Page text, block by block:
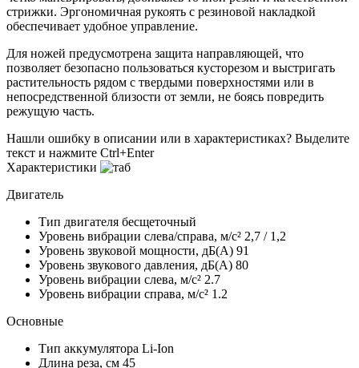
стрижки. Эргономичная рукоять с резиновой накладкой
обеспечивает удобное управление.
Для ножей предусмотрена защита направляющей, что
позволяет безопасно пользоваться кусторезом и выстригать
растительность рядом с твердыми поверхностями или в
непосредственной близости от земли, не боясь повредить
режущую часть.
Нашли ошибку в описании или в характеристиках? Выделите
текст и нажмите Ctrl+Enter
Характеристики
Двигатель
Тип двигателя бесщеточный
Уровень вибрации слева/справа, м/с² 2,7 / 1,2
Уровень звуковой мощности, дБ(A) 91
Уровень звукового давления, дБ(A) 80
Уровень вибрации слева, м/с² 2.7
Уровень вибрации справа, м/с² 1.2
Основные
Тип аккумулятора Li-Ion
Длина реза, см 45